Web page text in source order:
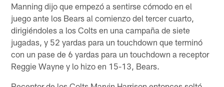
Manning dijo que empezó a sentirse cómodo en el
juego ante los Bears al comienzo del tercer cuarto,
dirigiéndoles a los Colts en una campaña de siete
jugadas, y 52 yardas para un touchdown que terminó
con un pase de 6 yardas para un touchdown a receptor
Reggie Wayne y lo hizo en 15-13, Bears.